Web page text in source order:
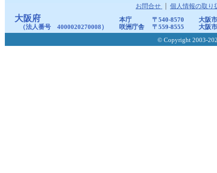
お問合せ 個人情報の取り
大阪府
（法人番号 4000020270008）
本庁 〒540-8570
大阪
咲洲庁舎
〒559-8555
大阪
© Copyright 2003-